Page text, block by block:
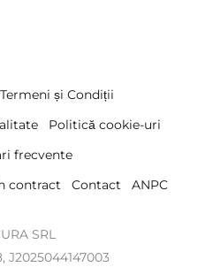
Termeni și Condiții
Politică cookie-uri
frecvente
contract
Contact ANPC
SRL
J2025044147003